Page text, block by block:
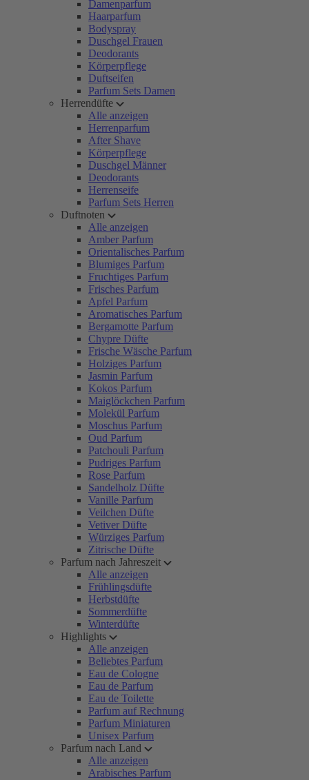
Damenparfum
Haarparfum
Bodyspray
Duschgel Frauen
Deodorants
Körperpflege
Duftseifen
Parfum Sets Damen
Herrendüfte
Alle anzeigen
Herrenparfum
After Shave
Körperpflege
Duschgel Männer
Deodorants
Herrenseife
Parfum Sets Herren
Duftnoten
Alle anzeigen
Amber Parfum
Orientalisches Parfum
Blumiges Parfum
Fruchtiges Parfum
Frisches Parfum
Apfel Parfum
Aromatisches Parfum
Bergamotte Parfum
Chypre Düfte
Frische Wäsche Parfum
Holziges Parfum
Jasmin Parfum
Kokos Parfum
Maiglöckchen Parfum
Molekül Parfum
Moschus Parfum
Oud Parfum
Patchouli Parfum
Pudriges Parfum
Rose Parfum
Sandelholz Düfte
Vanille Parfum
Veilchen Düfte
Vetiver Düfte
Würziges Parfum
Zitrische Düfte
Parfum nach Jahreszeit
Alle anzeigen
Frühlingsdüfte
Herbstdüfte
Sommerdüfte
Winterdüfte
Highlights
Alle anzeigen
Beliebtes Parfum
Eau de Cologne
Eau de Parfum
Eau de Toilette
Parfum auf Rechnung
Parfum Miniaturen
Unisex Parfum
Parfum nach Land
Alle anzeigen
Arabisches Parfum